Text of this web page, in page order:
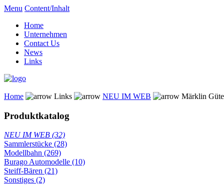
Menu Content/Inhalt
Home
Unternehmen
Contact Us
News
Links
Home Links NEU IM WEB Märklin
Produktkatalog
NEU IM WEB (32)
Sammlerstücke (28)
Modellbahn (269)
Burago Automodelle (10)
Steiff-Bären (21)
Sonstiges (2)